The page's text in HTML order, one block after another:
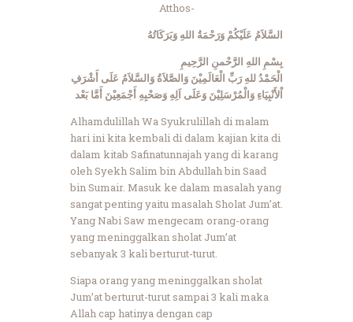
Atthos-
السَّلاَمُ عَلَيْكُمْ وَرَحْمَةُ اللهِ وَبَرَكَاتُهُ
بِسْمِ اللهِ الرَّحْمنِ الرَّحِيمِ
الْحَمْدُ للهِ رَبِّ الْعَالَمِيْنَ وَالصَّلاَةُ وَالسَّلاَمُ عَلَى أَشْرَفِ
اْلأَنْبِيَاءِ وَالْمُرْسَلِيْنَ وَعَلَى اَلِهِ وَصَحْبِهِ أَجْمَعِيْنَ أَمَّا بَعْد
Alhamdulillah Wa Syukrulillah di malam
hari ini kita kembali di dalam kajian kita di
dalam kitab Safinatunnajah yang di karang
oleh Syekh Salim bin Abdullah bin Saad
bin Sumair. Masuk ke dalam masalah yang
sangat penting yaitu masalah Sholat Jum’at.
Yang Nabi Saw mengecam orang-orang
yang meninggalkan sholat Jum’at
sebanyak 3 kali berturut-turut.
Siapa orang yang meninggalkan sholat
Jum’at berturut-turut sampai 3 kali maka
Allah cap hatinya dengan cap